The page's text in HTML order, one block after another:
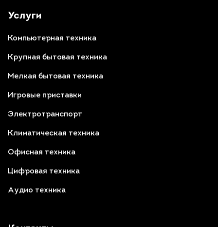
Услуги
Компьютерная техника
Крупная бытовая техника
Мелкая бытовая техника
Игровые приставки
Электротранспорт
Климатическая техника
Офисная техника
Цифровая техника
Аудио техника